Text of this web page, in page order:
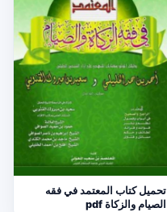
تحميل كتاب المعتمد في فقه
الصيام والزكاة pdf